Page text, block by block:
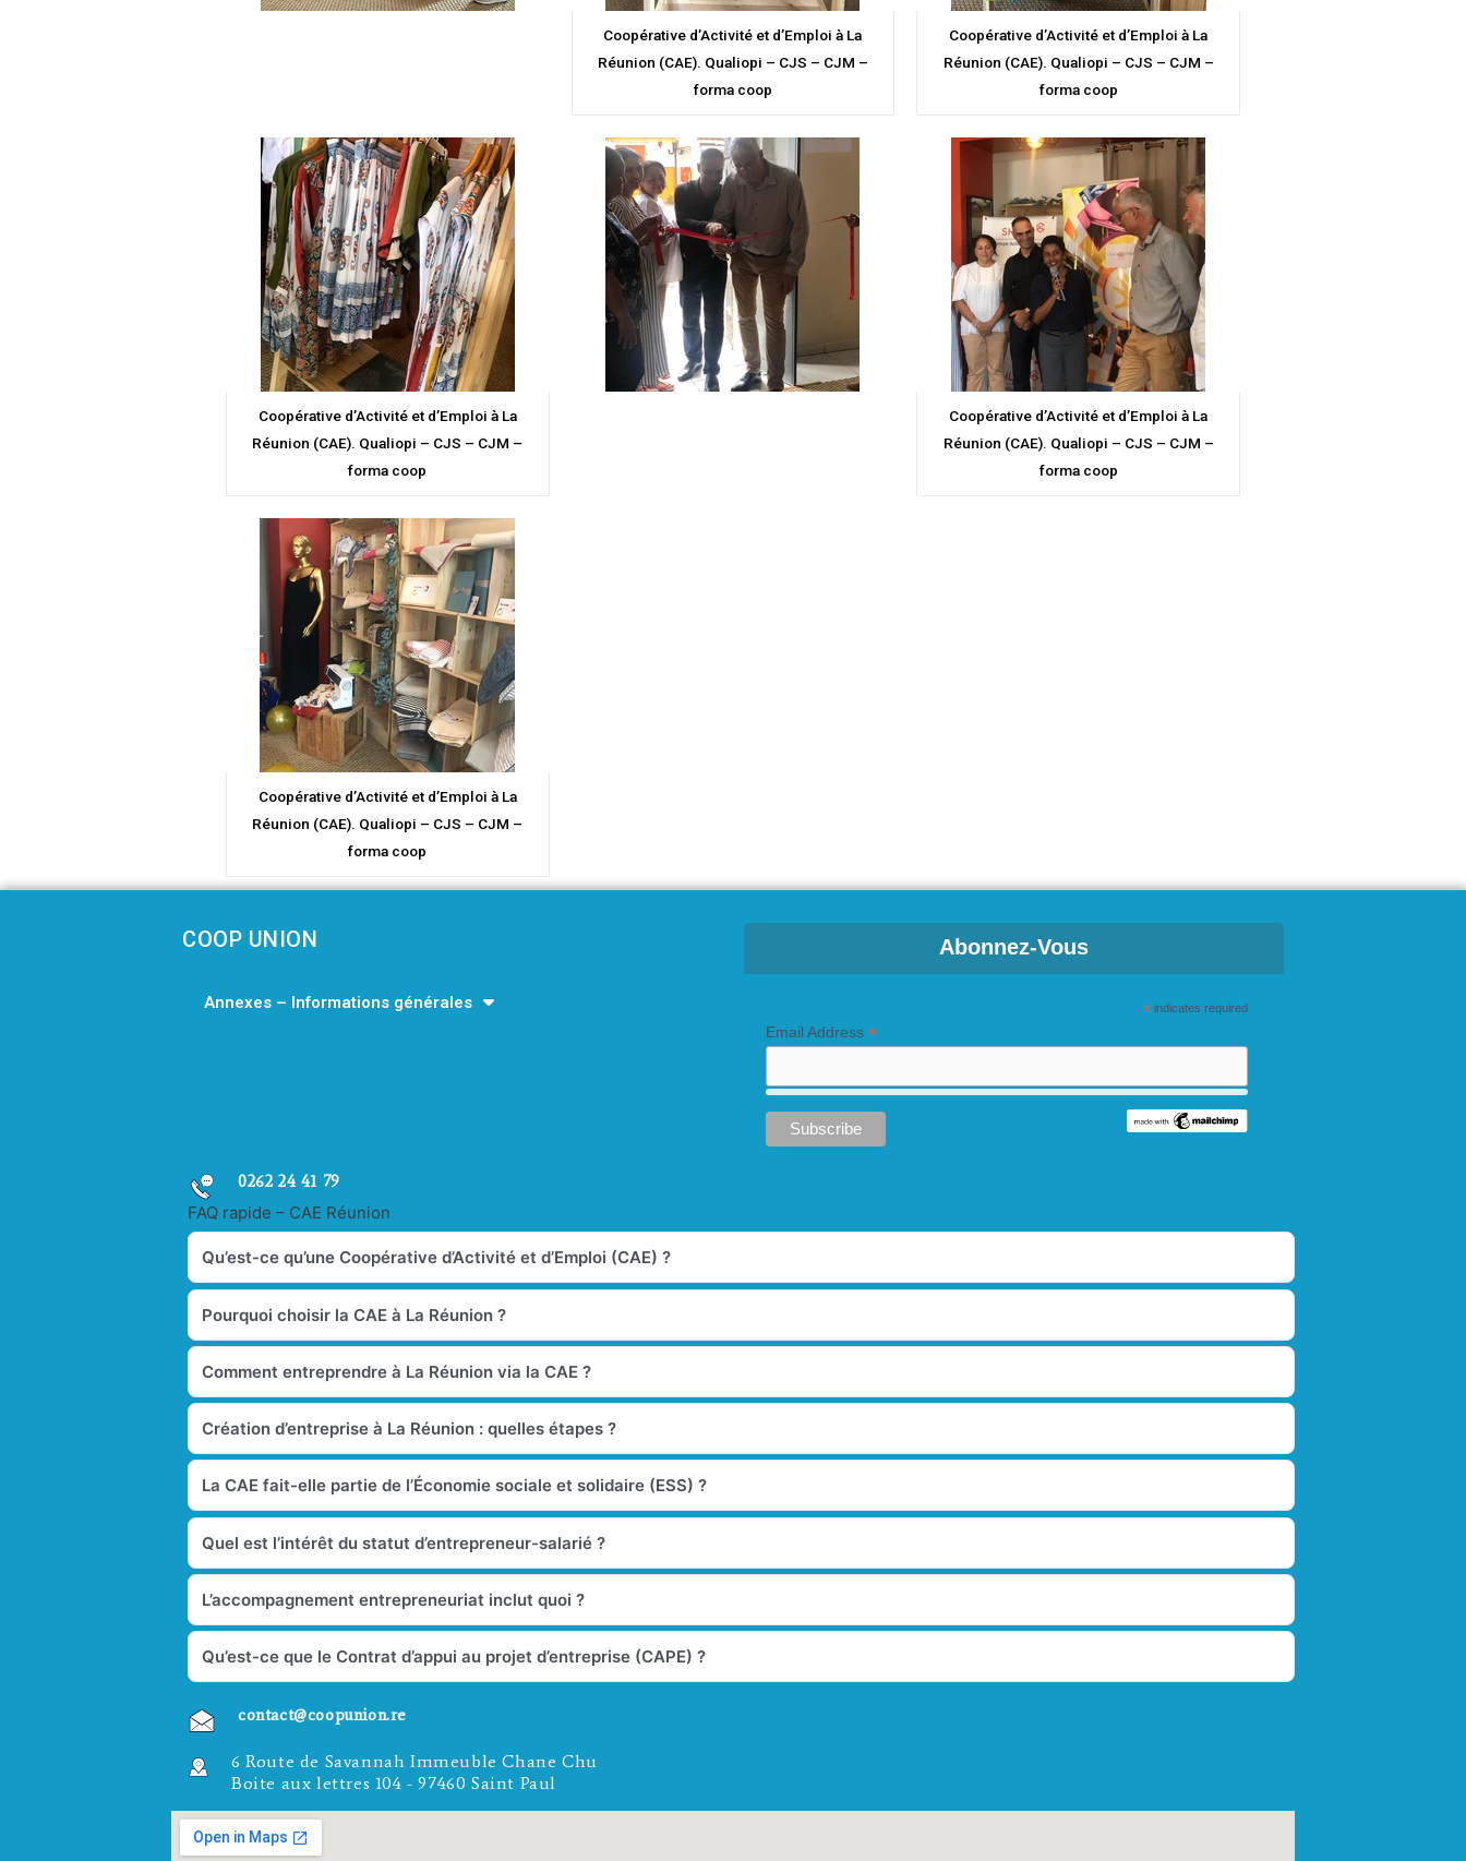
Coopérative d’Activité et d’Emploi à La
Réunion (CAE). Qualiopi – CJS – CJM –
forma coop
Coopérative d’Activité et d’Emploi à La
Réunion (CAE). Qualiopi – CJS – CJM –
forma coop
Coopérative d’Activité et d’Emploi à La
Réunion (CAE). Qualiopi – CJS – CJM –
forma coop
Coopérative d’Activité et d’Emploi à La
Réunion (CAE). Qualiopi – CJS – CJM –
forma coop
Coopérative d’Activité et d’Emploi à La
Réunion (CAE). Qualiopi – CJS – CJM –
forma coop
COOP UNION
Annexes – Informations générales
Abonnez-Vous
*indicates required
Email Address *
0262 24 41 79
FAQ rapide – CAE Réunion
Qu’est-ce qu’une Coopérative d’Activité et d’Emploi (CAE) ?
Pourquoi choisir la CAE à La Réunion ?
Comment entreprendre à La Réunion via la CAE ?
Création d’entreprise à La Réunion : quelles étapes ?
La CAE fait-elle partie de l’Économie sociale et solidaire (ESS) ?
Quel est l’intérêt du statut d’entrepreneur-salarié ?
L’accompagnement entrepreneuriat inclut quoi ?
Qu’est-ce que le Contrat d’appui au projet d’entreprise (CAPE) ?
contact@coopunion.re
6 Route de Savannah Immeuble Chane Chu
Boite aux lettres 104 - 97460 Saint Paul